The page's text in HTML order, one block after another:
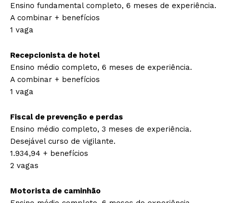
Ensino fundamental completo, 6 meses de experiência.
A combinar + benefícios
1 vaga
Recepcionista de hotel
Ensino médio completo, 6 meses de experiência.
A combinar + benefícios
1 vaga
Fiscal de prevenção e perdas
Ensino médio completo, 3 meses de experiência.
Desejável curso de vigilante.
1.934,94 + benefícios
2 vagas
Motorista de caminhão